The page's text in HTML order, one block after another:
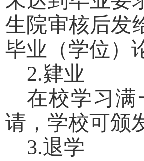
生院审核后发
毕业（学位）
2.肄业
在校学习
请，学校可颁
3.退学